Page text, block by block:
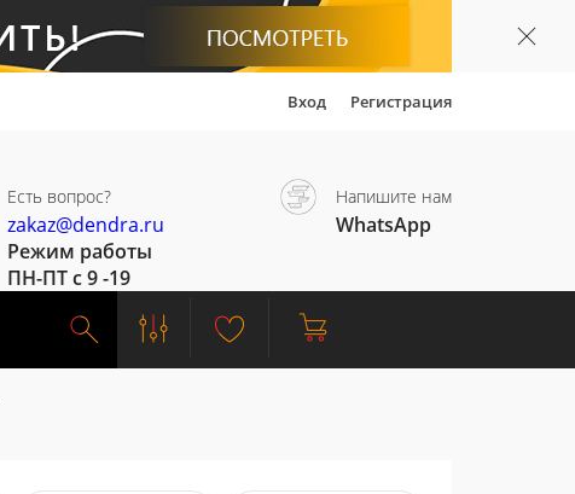
Вход Регистрация
Есть вопрос?
zakaz@dendra.ru
Режим работы
ПН-ПТ с 9 -19
Напишите нам
WhatsApp